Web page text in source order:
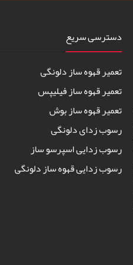
دسترسی سریع
تعمیر قهوه ساز دلونگی
تعمیر قهوه ساز فیلیپس
تعمیر قهوه ساز بوش
رسوب زدای دلونگی
رسوب زدایی اسپرسو ساز
رسوب زدایی قهوه ساز دلونگی